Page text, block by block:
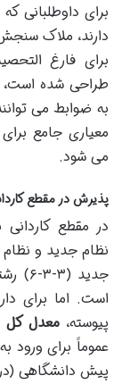
برای داوطلبانی
دارند، ملاک
برای فارغ
طراحی شده است،
به ضوابط می
معیاری جامع
می شود.
پذیرش در مقطع
در مقطع کاردانی
نظام جدید و نظام
جدید (۳-۳-۶) رشته های نظری،
است. اما برای
پیوسته، معدل کل
عموماً برای ورود
پیش دانشگاهی (در